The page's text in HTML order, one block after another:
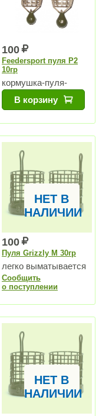
100
Feedersport пуля P2
10гр
кормушка-пуля-
напёрсток для озер и
для водохранилищ
В корзину
НЕТ В
НАЛИЧИИ
100
Пуля Grizzly M 30гр
легко выматывается
Сообщить
о поступлении
НЕТ В
НАЛИЧИИ